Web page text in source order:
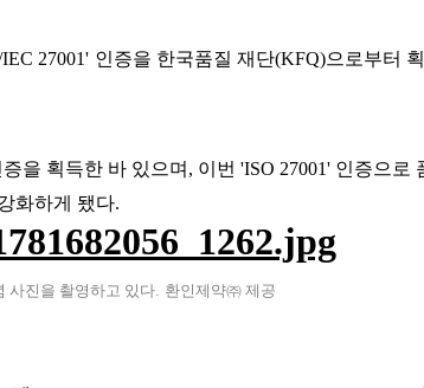
27001' 인증을 한국품질 재단(KFQ)으로부터
증을 획득한 바 있으며 , 이번 'ISO 27001' 인증으로
화하게 됐다.
사진을 촬영하고 있다. 환인제약㈜ 제공